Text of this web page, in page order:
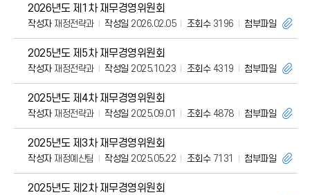
2026년도 제1차 재무경영위원회
작성자재정전략과 작성일 2026.02.05 조회수3196 첨부파일
2025년도 제5차 재무경영위원회
작성자재정전략과 작성일 2025.10.23 조회수4319 첨부파일
2025년도 제4차 재무경영위원회
작성자재정전략과 작성일 2025.09.01 조회수4878 첨부파일
2025년도 제3차 재무경영위원회
작성자재정예산팀 작성일 2025.05.22 조회수7131 첨부파일
2025년도 제2차 재무경영위원회